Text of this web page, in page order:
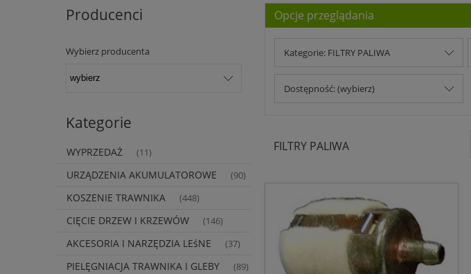
Producenci
Wybierz producenta
Kategorie
WYPRZEDAŻ (11)
URZĄDZENIA AKUMULATOROWE (90)
KOSZENIE TRAWNIKA (448)
CIĘCIE DRZEW I KRZEWÓW (146)
AKCESORIA I NARZĘDZIA LEśNE (37)
PIELĘGNIACJA TRAWNIKA I GLEBY (89)
Opcje przeglądania
Kategorie: FILTRY PALIWA
Dostępność: (wybierz)
FILTRY PALIWA